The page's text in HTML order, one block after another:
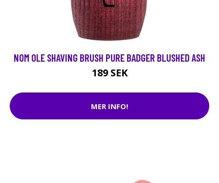
NOM OLE SHAVING BRUSH PURE BADGER BLUSHED ASH
189 SEK
MER INFO!